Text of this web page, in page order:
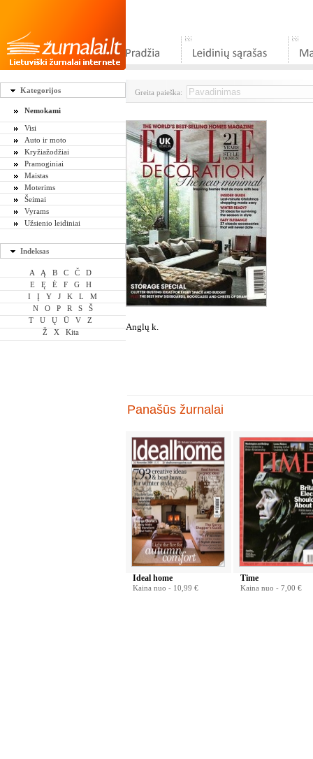
Kategorijos
Nemokami
Visi
Auto ir moto
Kryžiažodžiai
Pramoginiai
Maistas
Moterims
Šeimai
Vyrams
Užsienio leidiniai
Indeksas
A Ą B C Č
D
E
Ę Ė F G
H
I
Į Y J K L
M
N
O P R S
Š
T
U Ų Ū V
Z
Ž
X Kita
Greita paieška:
Anglų k.
Panašūs žurnalai
Ideal home
Kaina nuo - 10,99 €
Time
Kaina nuo - 7,00 €